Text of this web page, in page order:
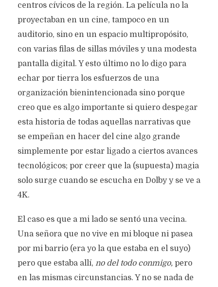
centros cívicos de la región. La película no la
proyectaban en un cine, tampoco en un
auditorio, sino en un espacio multipropósito,
con varias filas de sillas móviles y una modesta
pantalla digital. Y esto último no lo digo para
echar por tierra los esfuerzos de una
organización bienintencionada sino porque
creo que es algo importante si quiero despegar
esta historia de todas aquellas narrativas que
se empeñan en hacer del cine algo grande
simplemente por estar ligado a ciertos avances
tecnológicos; por creer que la (supuesta) magia
solo surge cuando se escucha en Dolby y se ve a
4K.
El caso es que a mi lado se sentó una vecina.
Una señora que no vive en mi bloque ni pasea
por mi barrio (era yo la que estaba en el suyo)
pero que estaba allí, no del todo conmigo,pero
en las mismas circunstancias. Y no se nada de